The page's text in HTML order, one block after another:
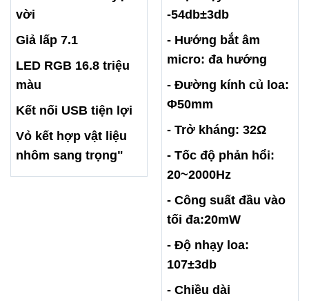
vời
Giả lấp 7.1
LED RGB 16.8 triệu
màu
Kết nối USB tiện lợi
Vỏ kết hợp vật liệu
nhôm sang trọng"
-54db±3db
- Hướng bắt âm
micro: đa hướng
- Đường kính củ loa:
Φ50mm
- Trở kháng: 32Ω
- Tốc độ phản hổi:
20~2000Hz
- Công suất đầu vào
tối đa:20mW
- Độ nhạy loa:
107±3db
- Chiều dài